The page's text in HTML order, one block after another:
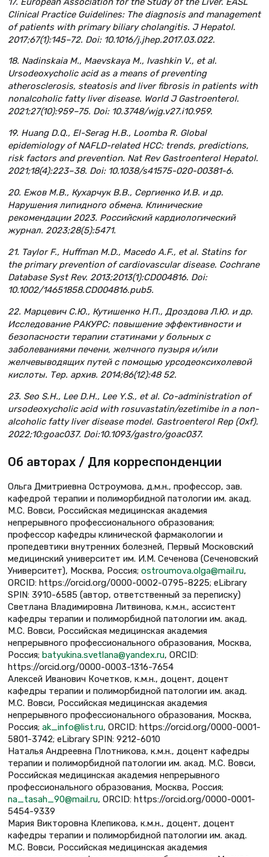
Clinical Practice Guidelines: The diagnosis and management
of patients with primary biliary cholangitis. J Hepatol.
2017;67(1):145–72. Doi: 10.1016/j.jhep.2017.03.022.
18. Nadinskaia M., Maevskaya M., Ivashkin V., et al.
Ursodeoxycholic acid as a means of preventing
atherosclerosis, steatosis and liver fibrosis in patients with
nonalcoholic fatty liver disease. World J Gastroenterol.
2021;27(10):959–75. Doi: 10.3748/wjg.v27.i10.959.
19. Huang D.Q., El-Serag H.B., Loomba R. Global
epidemiology of NAFLD-related HCC: trends, predictions,
risk factors and prevention. Nat Rev Gastroenterol Hepatol.
2021;18(4):223–38. Doi: 10.1038/s41575-020-00381-6.
20. Ежов М.В., Кухарчук В.В., Сергиенко И.В. и др.
Нарушения липидного обмена. Клинические
рекомендации 2023. Российский кардиологический
журнал. 2023;28(5):5471.
21. Taylor F., Huffman M.D., Macedo A.F., et al. Statins for
the primary prevention of cardiovascular disease. Cochrane
Database Syst Rev. 2013;2013(1):CD004816. Doi:
10.1002/14651858.CD004816.pub5.
22. Марцевич С.Ю., Кутишенко Н.П., Дроздова Л.Ю. и др.
Исследование РАКУРС: повышение эффективности и
безопасности терапии статинами у больных с
заболеваниями печени, желчного пузыря и/или
желчевыводящих путей с помощью урсодеоксихолевой
кислоты. Тер. архив. 2014;86(12):48 52.
23. Seo S.H., Lee D.H., Lee Y.S., et al. Co-administration of
ursodeoxycholic acid with rosuvastatin/ezetimibe in a non-
alcoholic fatty liver disease model. Gastroenterol Rep (Oxf).
2022;10:goac037. Doi:10.1093/gastro/goac037.
Об авторах / Для корреспонденции
Ольга Дмитриевна Остроумова, д.м.н., профессор, зав.
кафедрой терапии и полиморбидной патологии им. акад.
М.С. Вовси, Российская медицинская академия
непрерывного профессионального образования;
профессор кафедры клинической фармакологии и
пропедевтики внутренних болезней, Первый Московский
медицинский университет им. И.М. Сеченова (Сеченовский
Университет), Москва, Россия; ostroumova.olga@mail.ru,
ORCID: https://orcid.org/0000-0002-0795-8225; eLibrary
SPIN: 3910-6585 (автор, ответственный за переписку)
Светлана Владимировна Литвинова, к.м.н., ассистент
кафедры терапии и полиморбидной патологии им. акад.
М.С. Вовси, Российская медицинская академия
непрерывного профессионального образования, Москва,
Россия; batyukina.svetlana@yandex.ru, ORCID:
https://orcid.org/0000-0003-1316-7654
Алексей Иванович Кочетков, к.м.н., доцент, доцент
кафедры терапии и полиморбидной патологии им. акад.
М.С. Вовси, Российская медицинская академия
непрерывного профессионального образования, Москва,
Россия; ak_info@list.ru, ORCID: https://orcid.org/0000-0001-
5801-3742; eLibrary SPIN: 9212-6010
Наталья Андреевна Плотникова, к.м.н., доцент кафедры
терапии и полиморбидной патологии им. акад. М.С. Вовси,
Российская медицинская академия непрерывного
профессионального образования, Москва, Россия;
na_tasah_90@mail.ru, ORCID: https://orcid.org/0000-0001-
5454-9339
Мария Викторовна Клепикова, к.м.н., доцент, доцент
кафедры терапии и полиморбидной патологии им. акад.
М.С. Вовси, Российская медицинская академия